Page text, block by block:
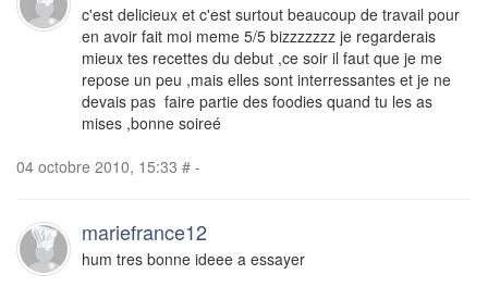
c'est delicieux et c'est surtout beaucoup de travail pour
en avoir fait moi meme 5/5 bizzzzzzz je regarderais
mieux tes recettes du debut ,ce soir il faut que je me
repose un peu ,mais elles sont interressantes et je ne
devais pas faire partie des foodies quand tu les as
mises ,bonne soireé
04 octobre 2010, 15:33 # -
mariefrance12
hum tres bonne ideee a essayer